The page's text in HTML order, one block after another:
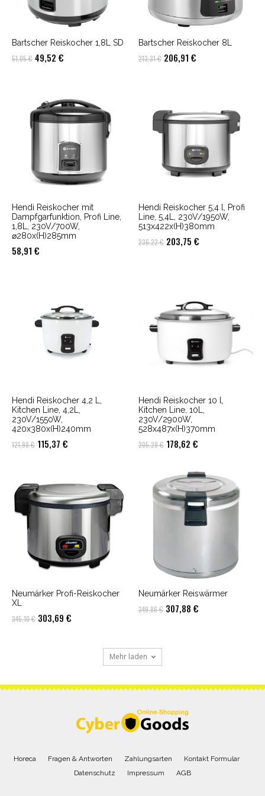
Bartscher Reiskocher 1,8L SD
51,05€ Ursprünglicher
51,05 €
49,52 €
49,52 €.
Bartscher Reiskocher 8L
213,31€ Ursprünglicher
206,91 €
Hendi Reiskocher mit
Dampfgarfunktion, Profi Line,
1,8L, 230V/700W,
⌀280x(H)285mm
58,91 €
Hendi Reiskocher 5,4 l, Profi
Line, 5,4L, 230V/1950W,
513x422x(H)380mm
236,22€ Ursprünglicher
203,75 €
Hendi Reiskocher 4,2 L,
Kitchen Line, 4,2L,
230V/1550W,
420x380x(H)240mm
121,98€ Ursprünglicher
121,98 €
115,37 €
115,37 €.
Hendi Reiskocher 10 l,
Kitchen Line, 10L,
230V/2900W,
528x487x(H)370mm
205,28€ Ursprünglicher
war:
205,28 €
178,62 €
ist:
178,62 €.
Neumärker Profi-Reiskocher
XL
345,10€ Ursprünglicher
303,69 €
Neumärker Reiswärmer
349,86€ Ursprünglicher
307,88 €
Mehr laden
Horeca Fragen & Antworten Zahlungsarten
Kontakt Formular
Datenschutz
Impressum AGB